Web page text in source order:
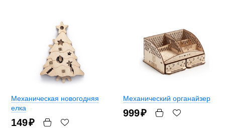
Механическая новогодняя
елка
149₽
Механический органайзер
999₽